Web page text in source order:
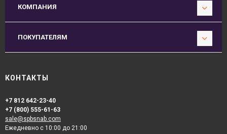
КОМПАНИЯ
ПОКУПАТЕЛЯМ
КОНТАКТЫ
+7 812 642-23-40
+7 (800) 555-61-63
sale@spbsnab.com
Ежедневно с 10:00 до 21:00